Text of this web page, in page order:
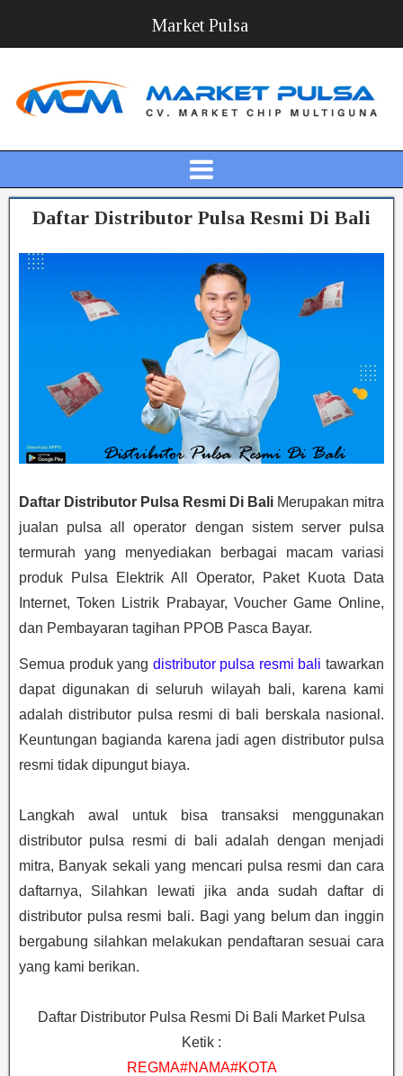
Market Pulsa
Daftar Distributor Pulsa Resmi Di Bali
Daftar Distributor Pulsa Resmi Di Bali Merupakan mitra
jualan pulsa all operator dengan sistem server pulsa
termurah yang menyediakan berbagai macam variasi
produk Pulsa Elektrik All Operator, Paket Kuota Data
Internet, Token Listrik Prabayar, Voucher Game Online,
dan Pembayaran tagihan PPOB Pasca Bayar.
Semua produk yang distributor pulsa resmi bali tawarkan
dapat digunakan di seluruh wilayah bali, karena kami
adalah distributor pulsa resmi di bali berskala nasional.
Keuntungan bagianda karena jadi agen distributor pulsa
resmi tidak dipungut biaya.
Langkah awal untuk bisa transaksi menggunakan
distributor pulsa resmi di bali adalah dengan menjadi
mitra, Banyak sekali yang mencari pulsa resmi dan cara
daftarnya, Silahkan lewati jika anda sudah daftar di
distributor pulsa resmi bali. Bagi yang belum dan inggin
bergabung silahkan melakukan pendaftaran sesuai cara
yang kami berikan.
Daftar Distributor Pulsa Resmi Di Bali Market Pulsa
Ketik :
REGMA#NAMA#KOTA